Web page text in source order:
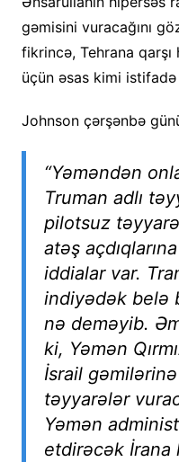
gəmisini vuracağını
fikrincə, Tehrana
üçün əsas kimi
Johnson çərşənbə
“Yəməndən
Truman adlı
pilotsuz
atəş
iddialar var.
indiyədək belə
nə deməyib.
ki, Yəmən
İsrail
təyyarələr
Yəmən
etdirəcək İrana